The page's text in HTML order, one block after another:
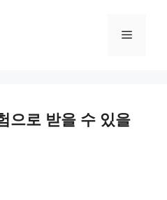
메
으로 받을 수 있을